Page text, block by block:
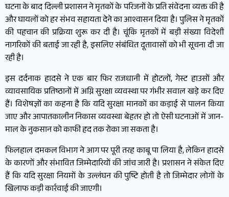
घटना के बाद दिल्ली प्रशासन ने मृतकों के परिजनों के प्रति संवेदना व्यक्त की है
और घायलों को हर संभव सहायता देने का आश्वासन दिया है। पुलिस ने मृतकों
की पहचान की प्रक्रिया शुरू कर दी है। चूंकि मृतकों में बड़ी संख्या विदेशी
नागरिकों की बताई जा रही है, इसलिए संबंधित दूतावासों को भी सूचना दी जा
रही है।
इस दर्दनाक हादसे ने एक बार फिर राजधानी में होटलों, गेस्ट हाउसों और
व्यावसायिक प्रतिष्ठानों में अग्नि सुरक्षा व्यवस्था पर गंभीर सवाल खड़े कर दिए
हैं। विशेषज्ञों का कहना है कि यदि सुरक्षा मानकों का कड़ाई से पालन किया
जाए और आपातकालीन निकास व्यवस्था बेहतर हो तो ऐसी घटनाओं में जान-
माल के नुकसान को काफी हद तक रोका जा सकता है।
फिलहाल दमकल विभाग ने आग पर पूरी तरह काबू पा लिया है, लेकिन हादसे
के कारणों और संभावित जिम्मेदारियों की जांच जारी है। प्रशासन ने संकेत दिए
हैं कि यदि सुरक्षा नियमों के उल्लंघन की पुष्टि होती है तो जिम्मेदार लोगों के
खिलाफ कड़ी कार्रवाई की जाएगी।